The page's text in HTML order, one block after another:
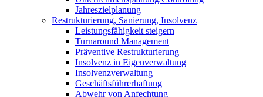
Jahreszielplanung
Restrukturierung, Sanierung, Insolvenz
Leistungsfähigkeit steigern
Turnaround Management
Präventive Restrukturierung
Insolvenz in Eigenverwaltung
Insolvenzverwaltung
Geschäftsführerhaftung
Abwehr von Anfechtung